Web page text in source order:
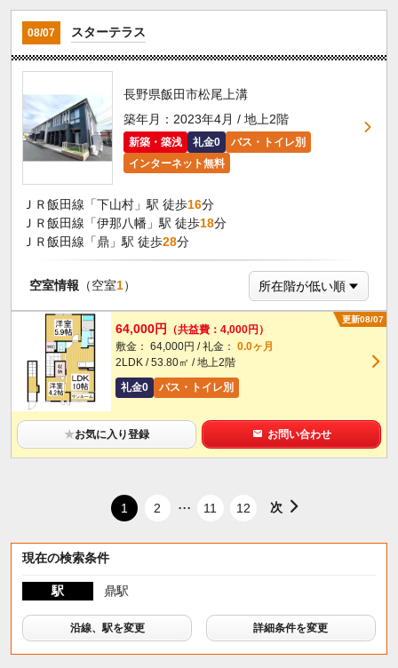
08/07 スターテラス
長野県飯田市松尾上溝
築年月：2023年4月 / 地上2階
新築・築浅 礼金0
バス・トイレ別
インターネット無料
ＪＲ飯田線「下山村」駅 徒歩16分
ＪＲ飯田線「伊那八幡」駅 徒歩18分
ＪＲ飯田線「鼎」駅 徒歩28分
空室情報 （空室1）
更新08/07
64,000円
（共益費：4,000円）
敷金： 64,000円 / 礼金： 0.0ヶ月
2LDK / 53.80㎡ / 地上2階
礼金0
バス・トイレ別
★お気に入り登録 お問い合わせ
1 2 ... 11 12 次
現在の検索条件
駅 鼎駅
沿線、駅を変更 詳細条件を変更